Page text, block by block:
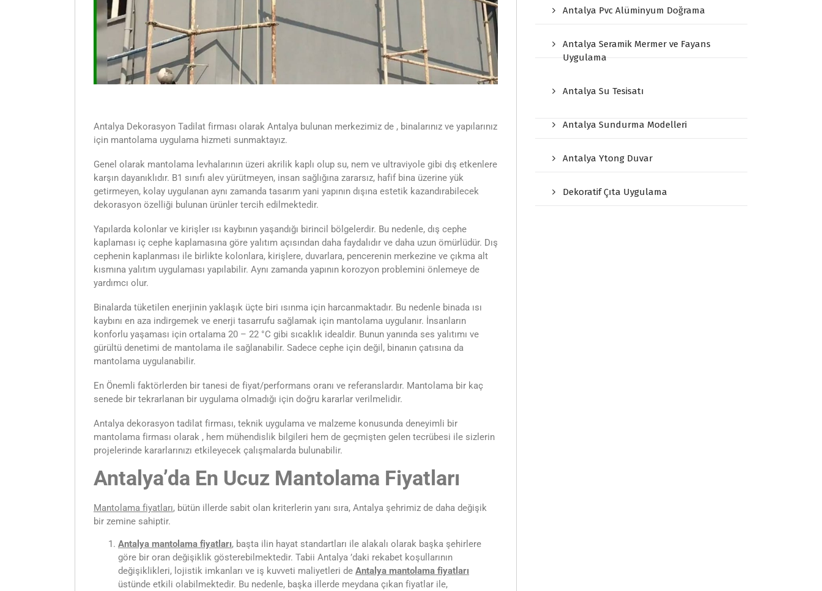
Antalya Dekorasyon Tadilat firması olarak Antalya bulunan merkezimiz de , binalarınız ve yapılarınız
için mantolama uygulama hizmeti sunmaktayız.
Genel olarak mantolama levhalarının üzeri akrilik kaplı olup su, nem ve ultraviyole gibi dış etkenlere
karşın dayanıklıdır. B1 sınıfı alev yürütmeyen, insan sağlığına zararsız, hafif bina üzerine yük
getirmeyen, kolay uygulanan aynı zamanda tasarım yani yapının dışına estetik kazandırabilecek
dekorasyon özelliği bulunan ürünler tercih edilmektedir.
Yapılarda kolonlar ve kirişler ısı kaybının yaşandığı birincil bölgelerdir. Bu nedenle, dış cephe
kaplaması iç cephe kaplamasına göre yalıtım açısından daha faydalıdır ve daha uzun ömürlüdür. Dış
cephenin kaplanması ile birlikte kolonlara, kirişlere, duvarlara, pencerenin merkezine ve çıkma alt
kısmına yalıtım uygulaması yapılabilir. Aynı zamanda yapının korozyon problemini önlemeye de
yardımcı olur.
Binalarda tüketilen enerjinin yaklaşık üçte biri ısınma için harcanmaktadır. Bu nedenle binada ısı
kaybını en aza indirgemek ve enerji tasarrufu sağlamak için mantolama uygulanır. İnsanların
konforlu yaşaması için ortalama 20 – 22 °C gibi sıcaklık idealdir. Bunun yanında ses yalıtımı ve
gürültü denetimi de mantolama ile sağlanabilir. Sadece cephe için değil, binanın çatısına da
mantolama uygulanabilir.
En Önemli faktörlerden bir tanesi de fiyat/performans oranı ve referanslardır. Mantolama bir kaç
senede bir tekrarlanan bir uygulama olmadığı için doğru kararlar verilmelidir.
Antalya dekorasyon tadilat firması, teknik uygulama ve malzeme konusunda deneyimli bir
mantolama firması olarak , hem mühendislik bilgileri hem de geçmişten gelen tecrübesi ile sizlerin
projelerinde kararlarınızı etkileyecek çalışmalarda bulunabilir.
Antalya’da En Ucuz Mantolama Fiyatları
Mantolama fiyatları, bütün illerde sabit olan kriterlerin yanı sıra, Antalya şehrimiz de daha değişik
bir zemine sahiptir.
Antalya mantolama fiyatları, başta ilin hayat standartları ile alakalı olarak başka şehirlere
göre bir oran değişiklik gösterebilmektedir. Tabii Antalya ’daki rekabet koşullarının
değişiklikleri, lojistik imkanları ve iş kuvveti maliyetleri de Antalya mantolama fiyatları
üstünde etkili olabilmektedir. Bu nedenle, başka illerde meydana çıkan fiyatlar ile,
Antalya Pvc Alüminyum Doğrama
Antalya Seramik Mermer ve Fayans
Uygulama
Antalya Su Tesisatı
Antalya Sundurma Modelleri
Antalya Ytong Duvar
Dekoratif Çıta Uygulama